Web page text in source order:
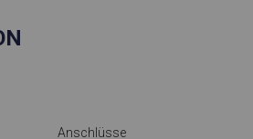
Anschlüsse